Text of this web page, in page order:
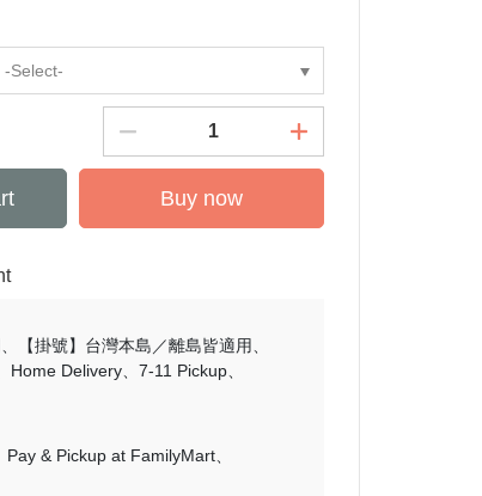
-Select-
Buy now
【掛號】台灣本島／離島皆適用
Home Delivery
7-11 Pickup
Pay & Pickup at FamilyMart